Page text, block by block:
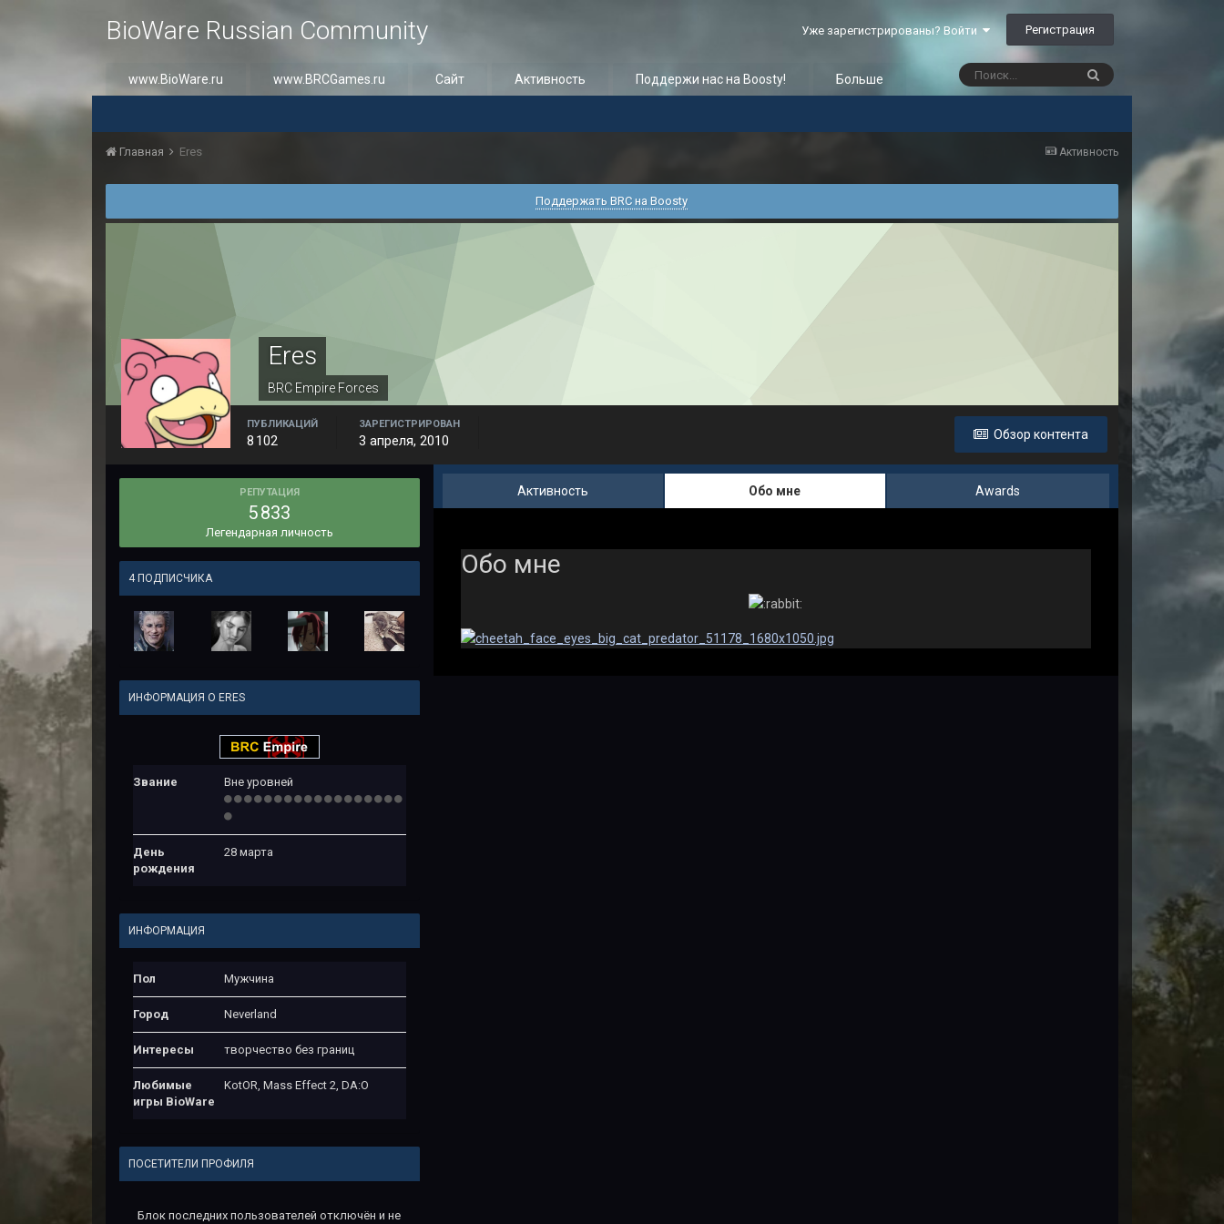
BioWare Russian Community Уже зарегистрированы? Войти Регистрация
www.BioWare.ru www.BRCGames.ru Сайт Активность Поддержи нас на Boosty! Больше
Активность
Главная Eres
Поддержать BRC на Boosty
Eres
BRC Empire Forces
Обзор контента
ПУБЛИКАЦИЙ
8 102
ЗАРЕГИСТРИРОВАН
3 апреля, 2010
РЕПУТАЦИЯ
5 833
Легендарная личность
4 ПОДПИСЧИКА
ИНФОРМАЦИЯ О ERES
Звание Вне уровней
День
рождения
28 марта
ИНФОРМАЦИЯ
Пол Мужчина
Город Neverland
Интересы творчество без границ
Любимые
игры BioWare
KotOR, Mass Effect 2, DA:O
ПОСЕТИТЕЛИ ПРОФИЛЯ
Блок последних пользователей отключён и не
Активность Обо мне Awards
Обо мне